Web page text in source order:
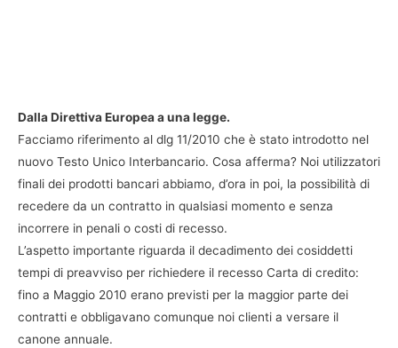
Dalla Direttiva Europea a una legge.
Facciamo riferimento al dlg 11/2010 che è stato introdotto nel
nuovo Testo Unico Interbancario. Cosa afferma? Noi utilizzatori
finali dei prodotti bancari abbiamo, d’ora in poi, la possibilità di
recedere da un contratto in qualsiasi momento e senza
incorrere in penali o costi di recesso.
L’aspetto importante riguarda il decadimento dei cosiddetti
tempi di preavviso per richiedere il recesso Carta di credito:
fino a Maggio 2010 erano previsti per la maggior parte dei
contratti e obbligavano comunque noi clienti a versare il
canone annuale.